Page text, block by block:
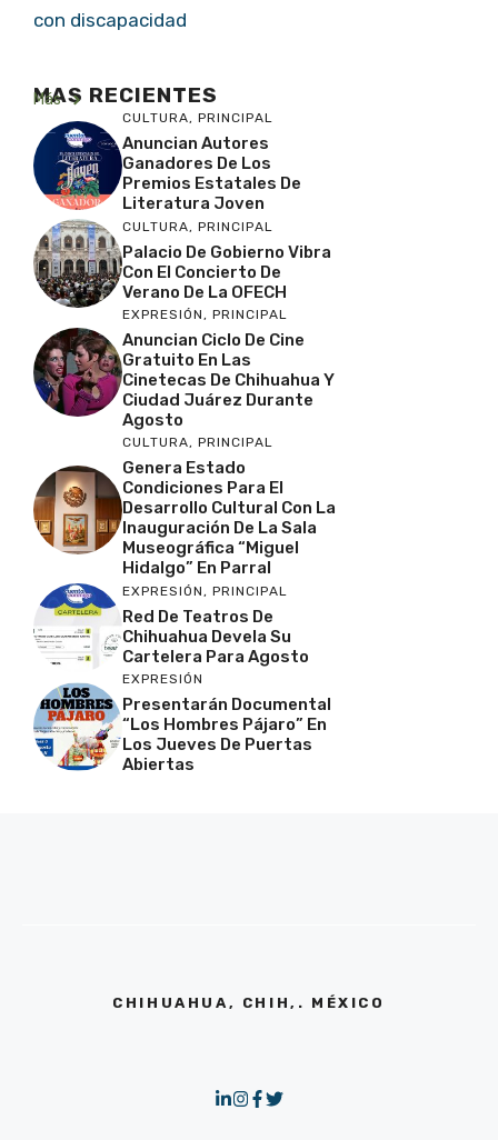
con discapacidad
MAS RECIENTES
Más
CULTURA, PRINCIPAL
Anuncian Autores
Ganadores De Los
Premios Estatales De
Literatura Joven
CULTURA, PRINCIPAL
Palacio De Gobierno Vibra
Con El Concierto De
Verano De La OFECH
EXPRESIÓN, PRINCIPAL
Anuncian Ciclo De Cine
Gratuito En Las
Cinetecas De Chihuahua Y
Ciudad Juárez Durante
Agosto
CULTURA, PRINCIPAL
Genera Estado
Condiciones Para El
Desarrollo Cultural Con La
Inauguración De La Sala
Museográfica “Miguel
Hidalgo” En Parral
EXPRESIÓN , PRINCIPAL
Red De Teatros De
Chihuahua Devela Su
Cartelera Para Agosto
EXPRESIÓN
Presentarán Documental
“Los Hombres Pájaro” En
Los Jueves De Puertas
Abiertas
CHIHUAHUA, CHIH,. MÉXICO